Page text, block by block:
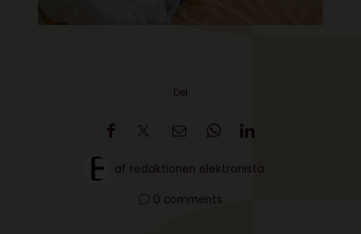
Del
af redaktionen elektronista
0 comments